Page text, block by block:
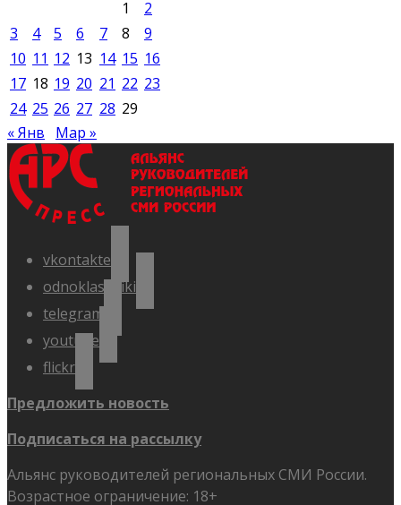
1
2
3
4 5 6 7 8
9
10 11 12 13 14 15 16
17 18 19 20 21 22 23
24 25 26 27 28 29
« Янв
Мар »
vkontakte
odnoklassniki
telegram
youtube
flickr
Предложить новость
Подписаться на рассылку
Альянс руководителей региональных СМИ России.
Возрастное ограничение: 18+